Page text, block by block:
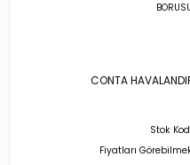
CONTA
Stok
Fiyatları